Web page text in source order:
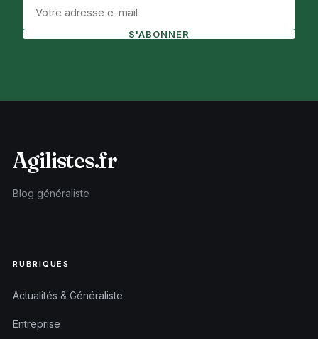
S'ABONNER
Agilistes.fr
Blog généraliste
RUBRIQUES
Actualités & Généraliste
Entreprise